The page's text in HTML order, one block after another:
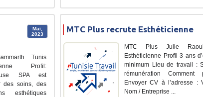
Mai,
2023
Tunis
Profil:
SPA est
des soins, des
esthétiques
MTC Plus recrute Esthéticienne
MTC Plus Julie
Esthéticienne Profil 3 ans
minimum Lieu de travail :
rémunération Comment
Envoyer CV à l’adresse :
Nom / Entreprise ...